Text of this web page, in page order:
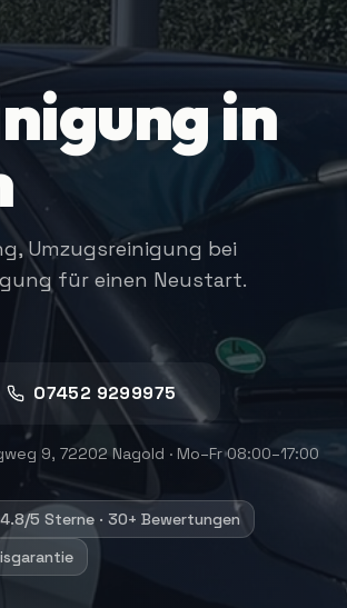
in
Umzugsreinigung bei
für einen Neustart.
07452 9299975
9, 72202 Nagold · Mo–Fr 08:00–17:00
4.8/5 Sterne · 30+ Bewertungen